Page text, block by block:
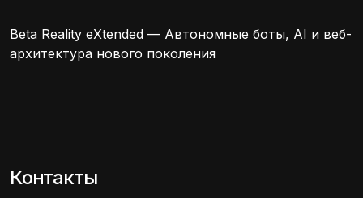
Beta Reality eXtended — Автономные боты, AI и веб-
архитектура нового поколения
Контакты